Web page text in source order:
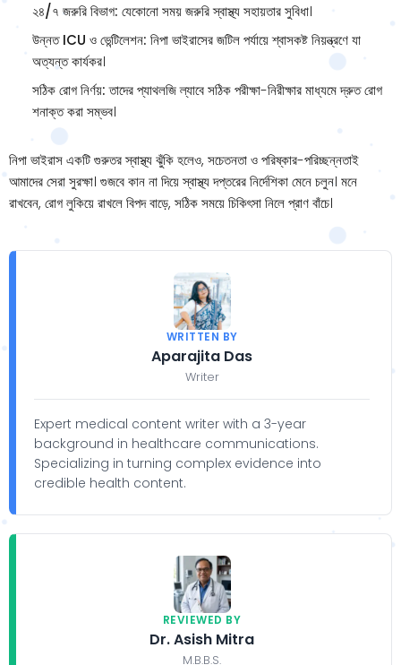
২৪/৭ জরুরি বিভাগ: যেকোনো সময় জরুরি স্বাস্থ্য সহায়তার সুবিধা।
উন্নত ICU ও ভেন্টিলেশন: নিপা ভাইরাসের জটিল পর্যায়ে শ্বাসকষ্ট নিয়ন্ত্রণে যা
অত্যন্ত কার্যকর।
সঠিক রোগ নির্ণয়:তাদের প্যাথলজি ল্যাবে সঠিক পরীক্ষা-নিরীক্ষার মাধ্যমে দ্রুত রোগ
শনাক্ত করা সম্ভব।
নিপা ভাইরাস একটি গুরুতর স্বাস্থ্য ঝুঁকি হলেও, সচেতনতা ও পরিষ্কার-পরিচ্ছন্নতাই
আমাদের সেরা সুরক্ষা। গুজবে কান না দিয়ে স্বাস্থ্য দপ্তরের নির্দেশিকা মেনে চলুন। মনে
রাখবেন, রোগ লুকিয়ে রাখলে বিপদ বাড়ে, সঠিক সময়ে চিকিৎসা নিলে প্রাণ বাঁচে।
WRITTEN BY
Aparajita Das
Writer
Expert medical content writer with a 3-year
background in healthcare communications.
Specializing in turning complex evidence into
credible health content.
REVIEWED BY
Dr. Asish Mitra
M.B.B.S.